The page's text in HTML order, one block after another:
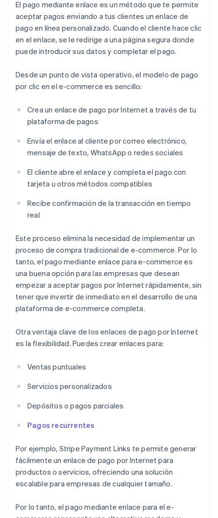
El pago mediante enlace es un método que te permite
aceptar pagos enviando a tus clientes un enlace de
pago en línea personalizado. Cuando el cliente hace clic
en el enlace, se le redirige a una página segura donde
puede introducir sus datos y completar el pago.
Desde un punto de vista operativo, el modelo de pago
por clic en el e-commerce es sencillo:
Crea un enlace de pago por Internet a través de tu
plataforma de pagos
Envía el enlace al cliente por correo electrónico,
mensaje de texto, WhatsApp o redes sociales
El cliente abre el enlace y completa el pago con
tarjeta u otros métodos compatibles
Recibe confirmación de la transacción en tiempo
real
Este proceso elimina la necesidad de implementar un
proceso de compra tradicional de e-commerce. Por lo
tanto, el pago mediante enlace para e-commerce es
una buena opción para las empresas que desean
empezar a aceptar pagos por Internet rápidamente, sin
tener que invertir de inmediato en el desarrollo de una
plataforma de e-commerce completa.
Otra ventaja clave de los enlaces de pago por Internet
es la flexibilidad. Puedes crear enlaces para:
Ventas puntuales
Servicios personalizados
Depósitos o pagos parciales
Pagos recurrentes
Por ejemplo, Stripe Payment Links te permite generar
fácilmente un enlace de pago por Internet para
productos o servicios, ofreciendo una solución
escalable para empresas de cualquier tamaño.
Por lo tanto, el pago mediante enlace para el e-